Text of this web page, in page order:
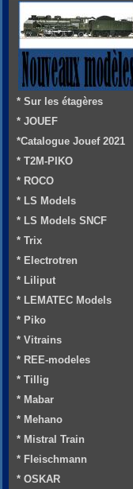
* Sur les étagères
* JOUEF
*Catalogue Jouef 2021
* T2M-PIKO
* ROCO
* LS Models
* LS Models SNCF
* Trix
* Electrotren
* Liliput
* LEMATEC Models
* Piko
* Vitrains
* REE-modeles
* Tillig
* Mabar
* Mehano
* Mistral Train
* Fleischmann
* OSKAR